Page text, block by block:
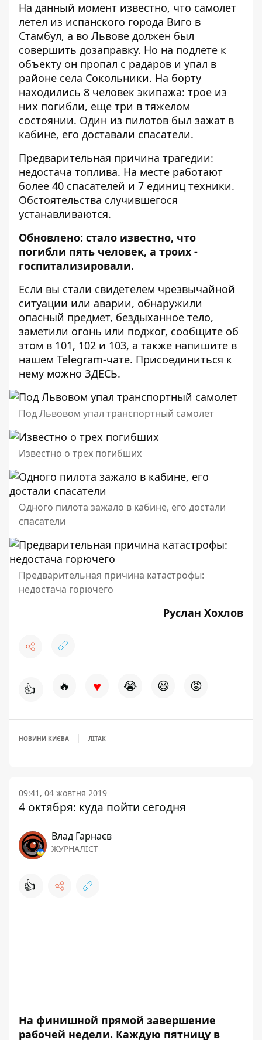
На данный момент известно, что самолет
летел из испанского города Виго в
Стамбул, а во Львове должен был
совершить дозаправку. Но на подлете к
объекту он пропал с радаров и упал в
районе села Сокольники. На борту
находились 8 человек экипажа: трое из
них погибли, еще три в тяжелом
состоянии. Один из пилотов был зажат в
кабине, его доставали спасатели.
Предварительная причина трагедии:
недостача топлива. На месте работают
более 40 спасателей и 7 единиц техники.
Обстоятельства случившегося
устанавливаются.
Обновлено: стало известно, что
погибли пять человек, а троих -
госпитализировали.
Если вы стали свидетелем чрезвычайной
ситуации или аварии, обнаружили
опасный предмет, бездыханное тело,
заметили огонь или поджог, сообщите об
этом в 101, 102 и 103, а также напишите в
нашем Telegram-чате. Присоединиться к
нему можно ЗДЕСЬ.
Под Львовом упал транспортный самолет
Известно о трех погибших
Одного пилота зажало в кабине, его достали
спасатели
Предварительная причина катастрофы:
недостача горючего
Руслан Хохлов
👍 🔥 ♥ 😭 😆 😡
НОВИНИ КИЄВА ЛІТАК
09:41, 04 жовтня 2019
4 октября: куда пойти сегодня
Влад Гарнаєв
ЖУРНАЛІСТ
👍
На финишной прямой завершение
рабочей недели. Каждую пятницу в